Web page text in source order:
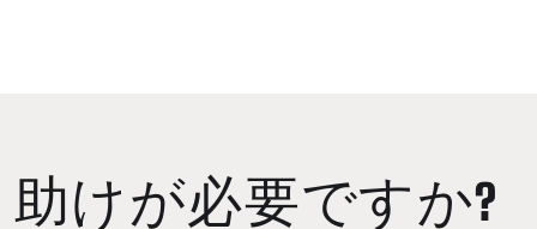
助けが必要ですか?